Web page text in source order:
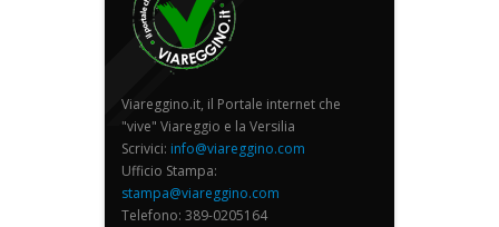
Viareggino.it, il Portale internet che
"vive" Viareggio e la Versilia
Scrivici: info@viareggino.com
Ufficio Stampa:
stampa@viareggino.com
Telefono: 389-0205164